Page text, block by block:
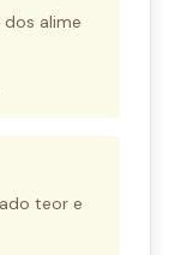
alime
teor e